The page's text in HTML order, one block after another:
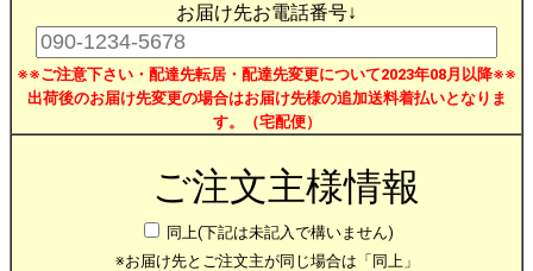
お届け先お電話番号↓
※※ご注意下さい・配達先転居・配達先変更について2023年08月以降※※
出荷後のお届け先変更の場合はお届け先様の追加送料着払いとなりま
す。（宅配便）
ご注文主様情報
同上(下記は未記入で構いません)
※お届け先とご注文主が同じ場合は「同上」